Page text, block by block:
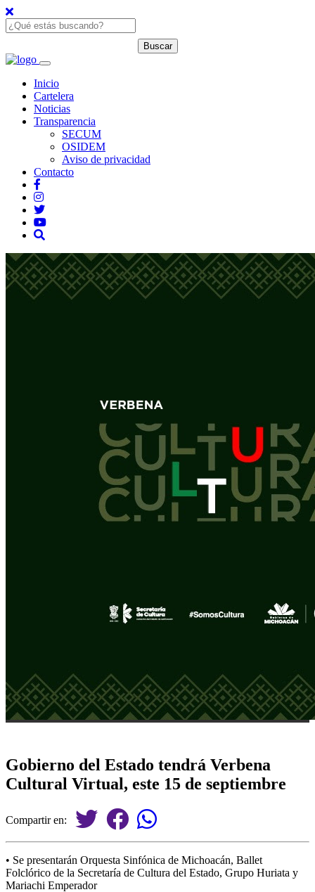
Inicio
Cartelera
Noticias
Transparencia
SECUM
OSIDEM
Aviso de privacidad
Contacto
Gobierno del Estado tendrá Verbena
Cultural Virtual, este 15 de septiembre
Compartir en:
• Se presentarán Orquesta Sinfónica de Michoacán, Ballet
Folclórico de la Secretaría de Cultura del Estado, Grupo Huriata y
Mariachi Emperador